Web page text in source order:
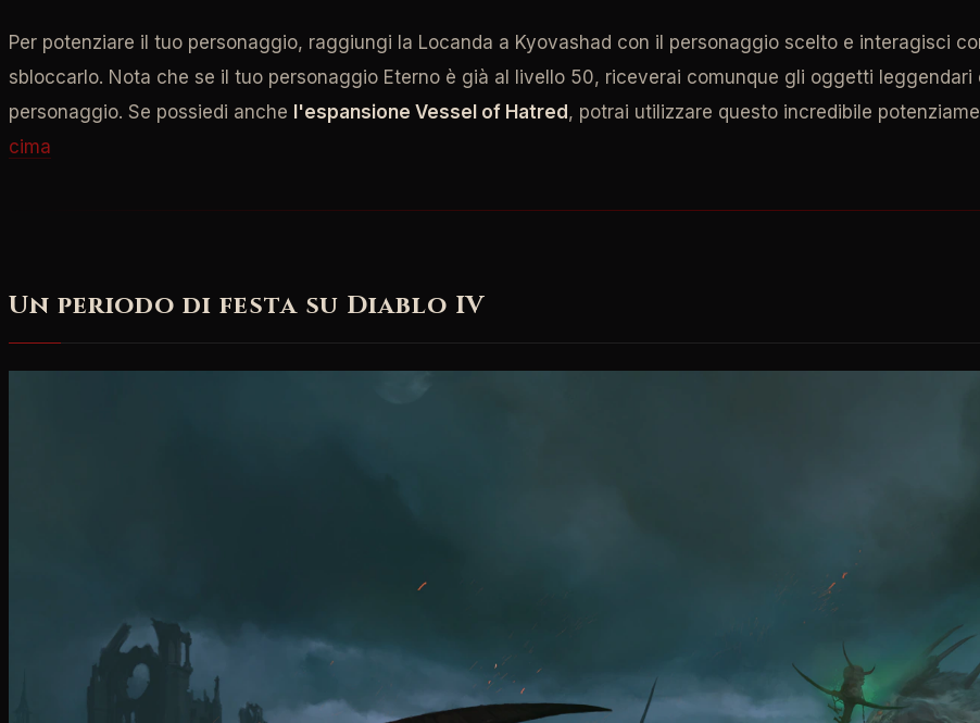
Per potenziare il tuo personaggio, raggiungi la Locanda a Kyovashad con il personaggio scelto e interagisci
sbloccarlo. Nota che se il tuo personaggio Eterno è già al livello 50, riceverai comunque gli oggetti
personaggio. Se possiedi anche l'espansione Vessel of Hatred, potrai utilizzare questo incredibile
cima
Un periodo di festa su Diablo IV